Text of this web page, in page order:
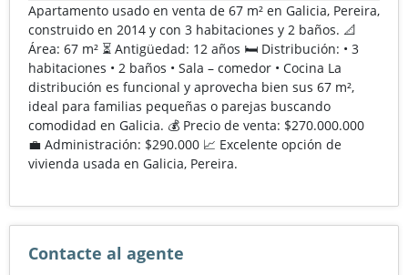
Apartamento usado en venta de 67 m² en Galicia, Pereira,
construido en 2014 y con 3 habitaciones y 2 baños. 📐
Área: 67 m² ⏳ Antigüedad: 12 años 🛏️ Distribución: • 3
habitaciones • 2 baños • Sala – comedor • Cocina La
distribución es funcional y aprovecha bien sus 67 m²,
ideal para familias pequeñas o parejas buscando
comodidad en Galicia. 💰 Precio de venta: $270.000.000
💼 Administración: $290.000 📈 Excelente opción de
vivienda usada en Galicia, Pereira.
Contacte al agente